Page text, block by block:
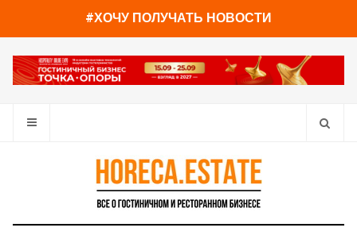
#ХОЧУ ПОЛУЧАТЬ НОВОСТИ